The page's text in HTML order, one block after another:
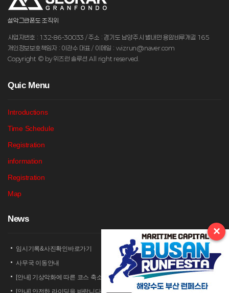
설악그란폰도 조직위
사업자번호 : 132-86-30033 / 주소 : 경기도 남양주시 별내면 용암비루개길 165
개인정보보호책임자 : 이관수 대표 / 이메일 : wizrun@naver.com
Copyright © by 위즈런 솔루션 All right reserved.
Quic Menu
Introductions
Time Schedule
Registration
information
Registration
Map
News
임시기록&사진확인바로가기
사무국 이동안내
[안내] 기상악화에 따른 코스 축소 운영 안내
[안내] 안전한 라이딩을 바랍니다
×